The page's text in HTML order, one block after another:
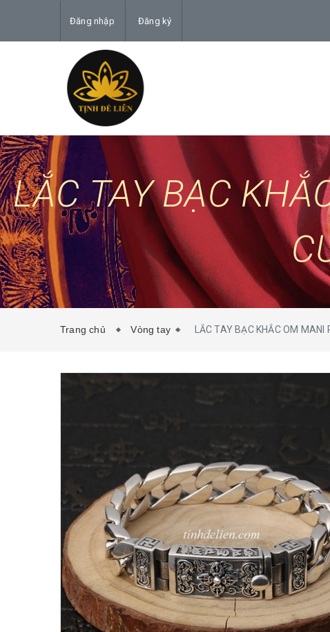
Đăng nhập Đăng ký
LẮC TAY BẠC
Trang chủ Vòng tay LẮC TAY BẠC KHẮC OM